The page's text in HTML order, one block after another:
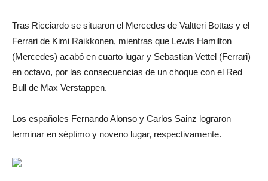
Tras Ricciardo se situaron el Mercedes de Valtteri Bottas y el
Ferrari de Kimi Raikkonen, mientras que Lewis Hamilton
(Mercedes) acabó en cuarto lugar y Sebastian Vettel (Ferrari)
en octavo, por las consecuencias de un choque con el Red
Bull de Max Verstappen.
Los españoles Fernando Alonso y Carlos Sainz lograron
terminar en séptimo y noveno lugar, respectivamente.